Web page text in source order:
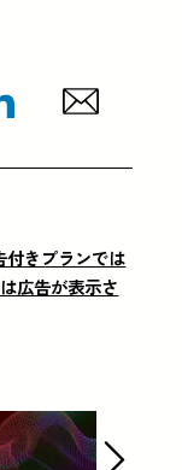
きプランでは
広告が表示さ